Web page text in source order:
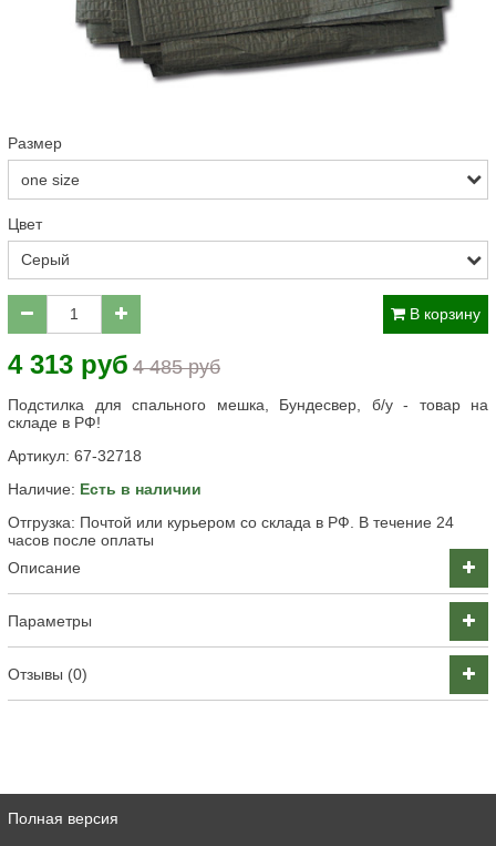
Размер
Цвет
В корзину
4 313 руб 4 485 руб
Подстилка для спального мешка, Бундесвер, б/у - товар на
складе в РФ!
Артикул: 67-32718
Наличие: Есть в наличии
Отгрузка: Почтой или курьером со склада в РФ. В течение 24
часов после оплаты
Описание
Параметры
Отзывы (0)
Полная версия